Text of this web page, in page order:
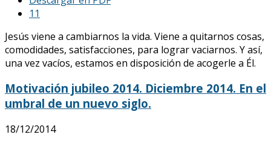
1 1
Jesús viene a cambiarnos la vida. Viene a quitarnos cosas,
comodidades, satisfacciones, para lograr vaciarnos. Y así,
una vez vacíos, estamos en disposición de acogerle a Él.
Motivación jubileo 2014. Diciembre 2014. En el
umbral de un nuevo siglo.
18/12/2014